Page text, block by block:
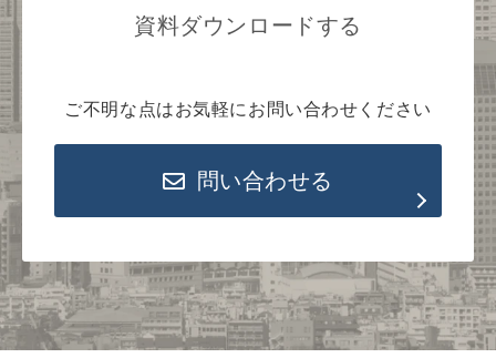
資料ダウンロードする
ご不明な点はお気軽にお問い合わせください
問い合わせる